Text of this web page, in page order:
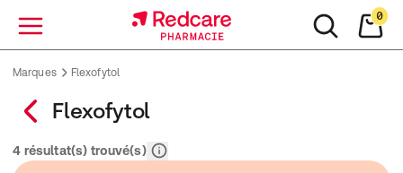
Menu
0
Marques Flexofytol
Flexofytol
4 résultat(s) trouvé(s)Pertinence